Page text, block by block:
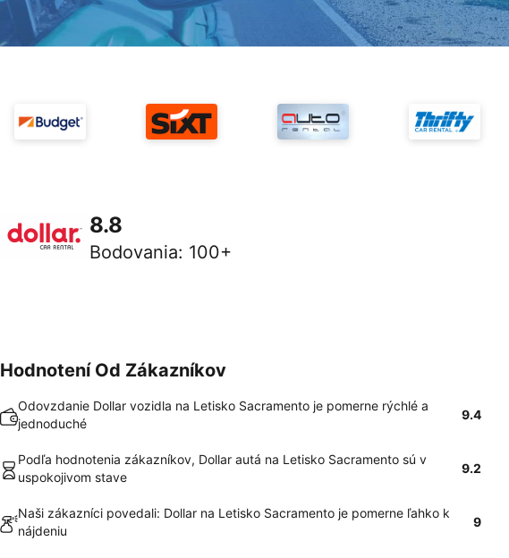
8.8
Bodovania: 100+
Hodnotení Od Zákazníkov
Odovzdanie Dollar vozidla na Letisko Sacramento je pomerne rýchlé a
jednoduché
9.4
Podľa hodnotenia zákazníkov, Dollar autá na Letisko Sacramento sú v
uspokojivom stave
9.2
Naši zákazníci povedali: Dollar na Letisko Sacramento je pomerne ľahko k
nájdeniu
9